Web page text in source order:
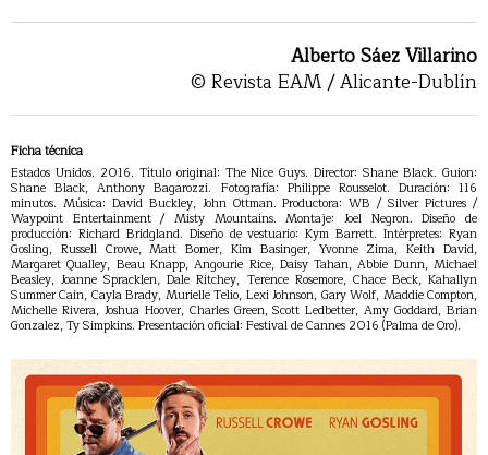
Alberto Sáez Villarino
© Revista EAM / Alicante-Dublín
Ficha técnica
Estados Unidos. 2016. Título original: The Nice Guys. Director: Shane Black. Guion:
Shane Black, Anthony Bagarozzi. Fotografía: Philippe Rousselot. Duración: 116
minutos. Música: David Buckley, John Ottman. Productora: WB / Silver Pictures /
Waypoint Entertainment / Misty Mountains. Montaje: Joel Negron. Diseño de
producción: Richard Bridgland. Diseño de vestuario: Kym Barrett. Intérpretes: Ryan
Gosling, Russell Crowe, Matt Bomer, Kim Basinger, Yvonne Zima, Keith David,
Margaret Qualley, Beau Knapp, Angourie Rice, Daisy Tahan, Abbie Dunn, Michael
Beasley, Joanne Spracklen, Dale Ritchey, Terence Rosemore, Chace Beck, Kahallyn
Summer Cain, Cayla Brady, Murielle Telio, Lexi Johnson, Gary Wolf, Maddie Compton,
Michelle Rivera, Joshua Hoover, Charles Green, Scott Ledbetter, Amy Goddard, Brian
Gonzalez, Ty Simpkins. Presentación oficial: Festival de Cannes 2016 (Palma de Oro).